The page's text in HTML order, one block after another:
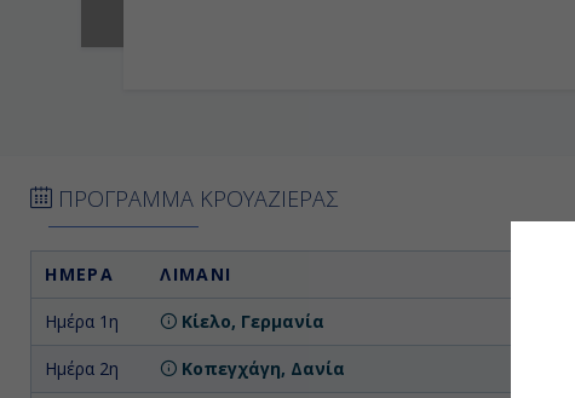
ΠΡΟΓΡΑΜΜΑ ΚΡΟΥΑΖΙΕΡΑΣ
ΗΜΕΡΑ ΛΙΜΑΝΙ
Ημέρα 1η Κίελο, Γερμανία
Ημέρα 2η Κοπεγχάγη, Δανία